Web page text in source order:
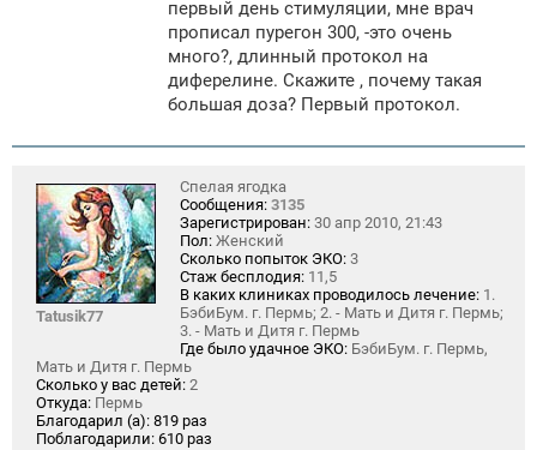
щ
н
и
первый день стимуляции, мне врач
прописал пурегон 300, -это очень
много?, длинный протокол на
диферелине. Скажите , почему такая
большая доза? Первый протокол.
Tatusik77
Спелая ягодка
Сообщения: 3135
Зарегистрирован: 30 апр 2010, 21:43
Пол: Женский
Сколько попыток ЭКО: 3
Стаж бесплодия: 11,5
В каких клиниках проводилось лечение: 1.
БэбиБум. г. Пермь; 2. - Мать и Дитя г. Пермь;
3. - Мать и Дитя г. Пермь
Где было удачное ЭКО: БэбиБум. г. Пермь,
Мать и Дитя г. Пермь
Сколько у вас детей: 2
Откуда: Пермь
Благодарил (а): 819 раз
Поблагодарили: 610 раз